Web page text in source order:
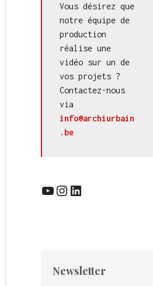
Vous désirez que
notre équipe de
production
réalise une
vidéo sur un de
vos projets ?
Contactez-nous
info@archiurbain
.be
YouTube InstagramLinkedIn
Newsletter